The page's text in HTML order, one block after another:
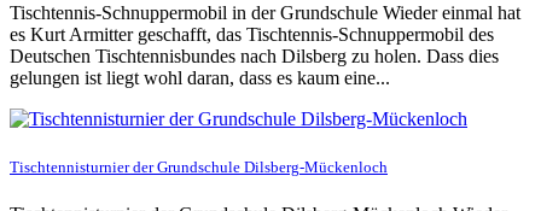
Tischtennis-Schnuppermobil in der Grundschule Wieder einmal hat
es Kurt Armitter geschafft, das Tischtennis-Schnuppermobil des
Deutschen Tischtennisbundes nach Dilsberg zu holen. Dass dies
gelungen ist liegt wohl daran, dass es kaum eine...
Tischtennisturnier der Grundschule Dilsberg-Mückenloch